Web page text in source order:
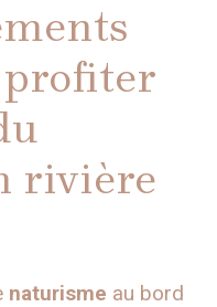
rivière
naturisme au bord